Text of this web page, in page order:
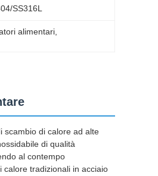
SS316L
alimentari
scambio di calore ad alte
di qualità
al contempo
calore tradizionali in acciaio